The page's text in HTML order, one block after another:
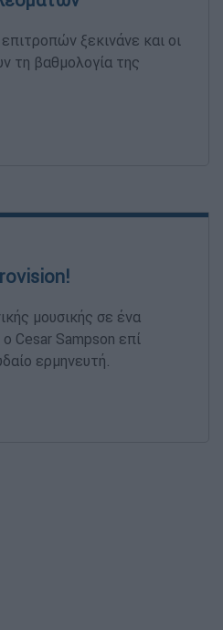
ξεκινάνε και οι
τη βαθμολογία της
μουσικής σε ένα
ο Cesar Sampson επί
ερμηνευτή.